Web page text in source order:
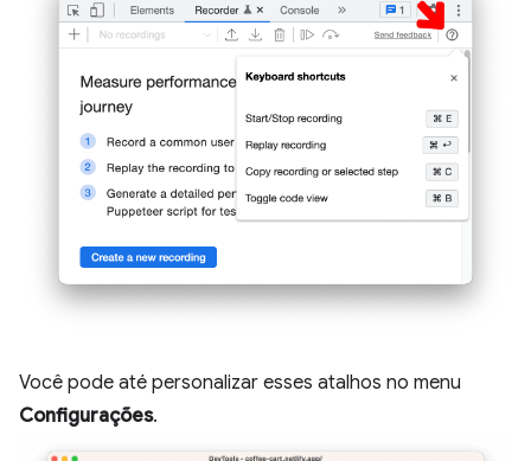
Você pode até personalizar esses atalhos no menu
Configurações.